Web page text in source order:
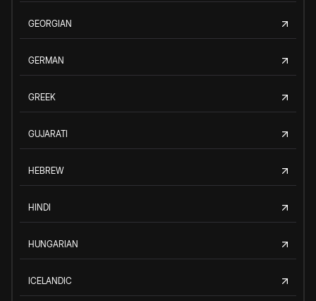
GEORGIAN
GERMAN
GREEK
GUJARATI
HEBREW
HINDI
HUNGARIAN
ICELANDIC